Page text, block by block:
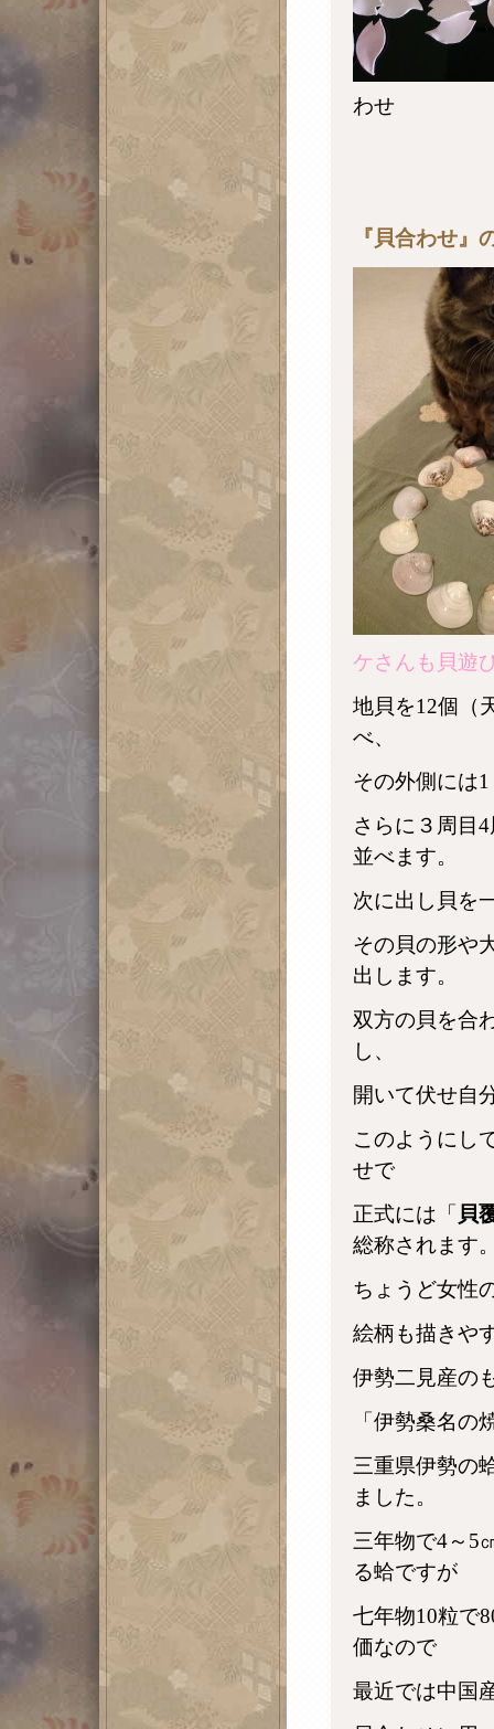
わせ
『貝合わせ』
ケさんも貝遊
地貝を12個（
べ、
その外側には
さらに３周目
並べます。
次に出し貝を
その貝の形や
出します。
双方の貝を合
し、
開いて伏せ自
このようにし
せで
正式には「 貝
総称されます
ちょうど女性
絵柄も描きや
伊勢二見産の
「伊勢桑名の
三重県伊勢の
ました。
三年物で4～5
る蛤ですが
七年物10粒で
価なので
最近では中国